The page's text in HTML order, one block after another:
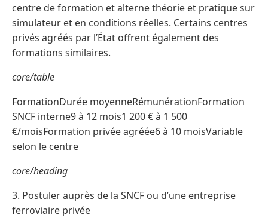
centre de formation et alterne théorie et pratique sur
simulateur et en conditions réelles. Certains centres
privés agréés par l’État offrent également des
formations similaires.
core/table
FormationDurée moyenneRémunérationFormation
SNCF interne9 à 12 mois1 200 € à 1 500
€/moisFormation privée agréée6 à 10 moisVariable
selon le centre
core/heading
3. Postuler auprès de la SNCF ou d’une entreprise
ferroviaire privée